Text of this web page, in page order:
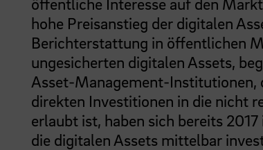
hohe Preisanstieg der digitalen
Berichterstattung in öffentlichen
ungesicherten digitalen Assets,
Asset-Management-Institutionen,
direkten Investitionen in die nicht
erlaubt ist, haben sich bereits
die digitalen Assets mittelbar